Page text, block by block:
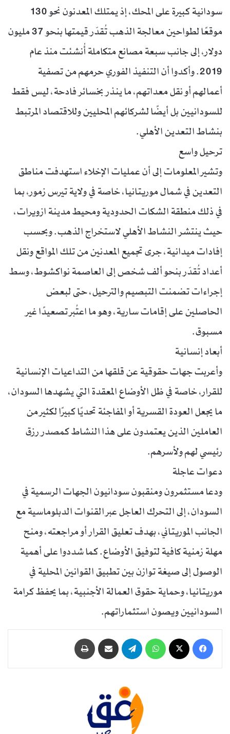
سودانية كبيرة على المحك، إذ يمتلك المعدنون نحو 130
موقعًا لطواحين معالجة الذهب تُقدّر قيمتها بنحو 37 مليون
دولار، إلى جانب سبعة مصانع متكاملة أُنشئت منذ عام
2019. وأكدوا أن التنفيذ الفوري حرمهم من تصفية
أعمالهم أو نقل معداتهم، ما ينذر بخسائر فادحة، ليس فقط
للسودانيين بل أيضًا لشركائهم المحليين وللاقتصاد المرتبط
بنشاط التعدين الأهلي.
ترحيل واسع
وتشير المعلومات إلى أن عمليات الإخلاء استهدفت مناطق
التعدين في شمال موريتانيا، خاصة في ولاية تيرس زمور، بما
في ذلك منطقة الشكات الحدودية ومحيط مدينة ازويرات،
حيث ينتشر النشاط الأهلي لاستخراج الذهب. وبحسب
إفادات ميدانية، جرى تجميع المعدنين من تلك المواقع ونقل
أعداد تُقدّر بنحو ألف شخص إلى العاصمة نواكشوط، وسط
إجراءات تضمنت التبصيم والترحيل، حتى لبعض
الحاصلين على إقامات سارية، وهو ما اعتُبر تصعيدًا غير
مسبوق.
أبعاد إنسانية
وأعربت جهات حقوقية عن قلقها من التداعيات الإنسانية
للقرار، خاصة في ظل الأوضاع المعقدة التي يشهدها السودان،
ما يجعل العودة القسرية أو المفاجئة تحديًا كبيرًا لكثير من
العاملين الذين يعتمدون على هذا النشاط كمصدر رزق
رئيسي لهم ولأسرهم.
دعوات عاجلة
ودعا مستثمرون ومنقبون سودانيون الجهات الرسمية في
السودان، إلى التحرك العاجل عبر القنوات الدبلوماسية مع
الجانب الموريتاني، بهدف تعليق القرار أو مراجعته، ومنح
مهلة زمنية كافية لتوفيق الأوضاع. كما شددوا على أهمية
الوصول إلى صيغة توازن بين تطبيق القوانين المحلية في
موريتانيا، وحماية حقوق العمالة الأجنبية، بما يحفظ كرامة
السودانيين ويصون استثماراتهم.